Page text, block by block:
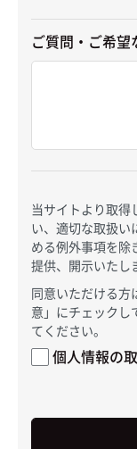
ご質問・ご希望
当サイトより取得
い、適切な取扱い
める例外事項を除
提供、開示いたし
同意いただける方
意」にチェックし
てください。
個人情報の